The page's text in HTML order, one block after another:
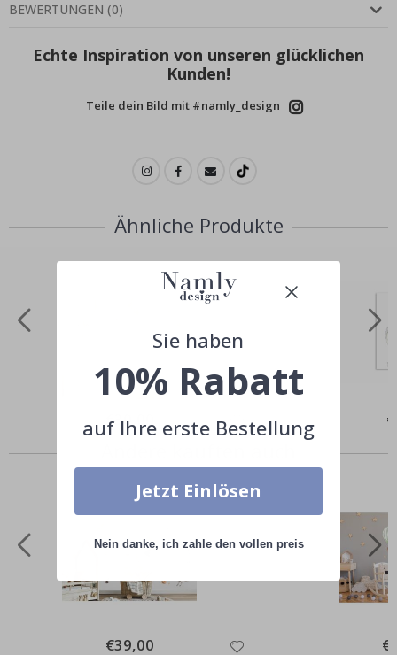
BEWERTUNGEN (0)
Echte Inspiration von unseren glücklichen
Kunden!
Teile dein Bild mit #namly_design
Ähnliche Produkte
Price
€30,00
Special
€39,00
Sie haben
10% Rabatt
auf Ihre erste Bestellung
Jetzt Einlösen
Nein danke, ich zahle den vollen preis